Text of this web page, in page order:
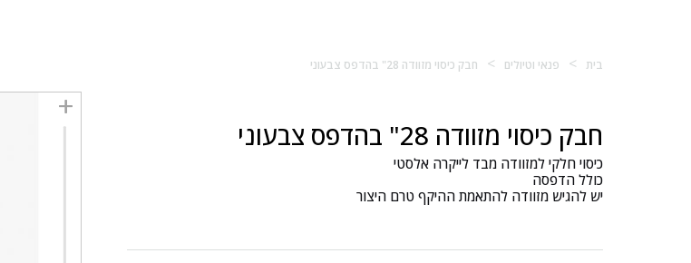
בית > פנאי וטיולים > חבק כיסוי מזוודה 28" בהדפס צבעוני
חבק כיסוי מזוודה 28" בהדפס צבעוני
כיסוי חלקי למזוודה מבד לייקרה אלסטי
כולל הדפסה
יש להגיש מזוודה להתאמת ההיקף טרם היצור